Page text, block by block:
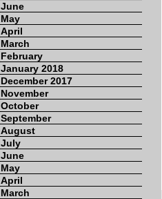
June
May
April
March
February
January 2018
December 2017
November
October
September
August
July
June
May
April
March